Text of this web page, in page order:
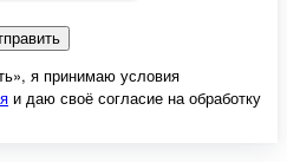
я принимаю условия
и даю своё согласие на обработку